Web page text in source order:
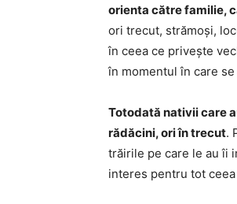
orienta către familie,
ori trecut, strămoși,
în ceea ce privește
în momentul în care
Totodată nativii care
rădăcini, ori în trecut.
trăirile pe care le au îi
interes pentru tot